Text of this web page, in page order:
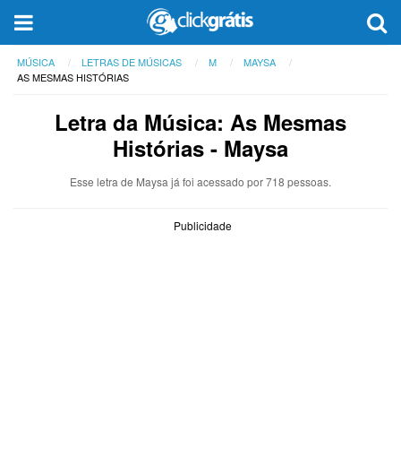
MÚSICA LETRAS DE MÚSICAS M
MAYSA
AS MESMAS HISTÓRIAS
Letra da Música: As Mesmas
Histórias - Maysa
Esse letra de Maysa já foi acessado por 718 pessoas.
Publicidade